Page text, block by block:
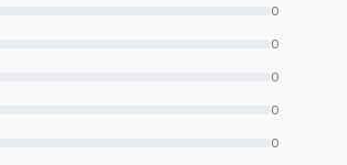
0
0
0
0
0